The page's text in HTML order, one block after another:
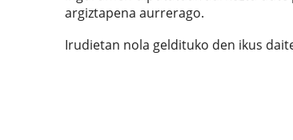
argiztapena aurrerago.
Irudietan nola geldituko den ikus